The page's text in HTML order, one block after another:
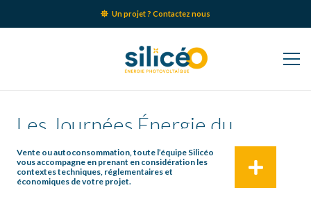
Un projet ? Contactez nous
Les Journées Énergie du
Groupe Silicéo
Vente ou autoconsommation, toute l’équipe Silicéo
vous accompagne en prenant en considération les
contextes techniques, réglementaires et
économiques de votre projet.